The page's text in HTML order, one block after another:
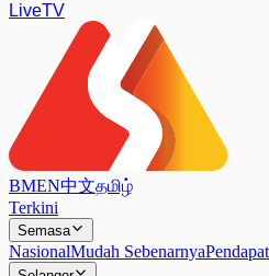
LiveTV
BMEN中文தமிழ்
Terkini
Semasa
NasionalMudah SebenarnyaPendapat